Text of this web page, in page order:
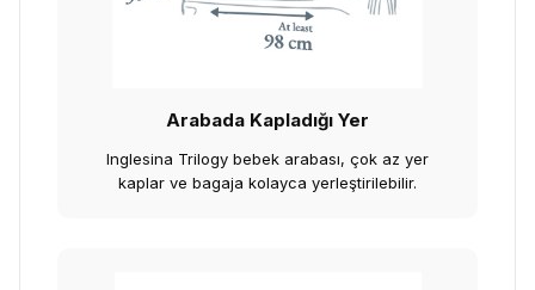
Arabada Kapladığı Yer
Inglesina Trilogy bebek arabası, çok az yer
kaplar ve bagaja kolayca yerleştirilebilir.